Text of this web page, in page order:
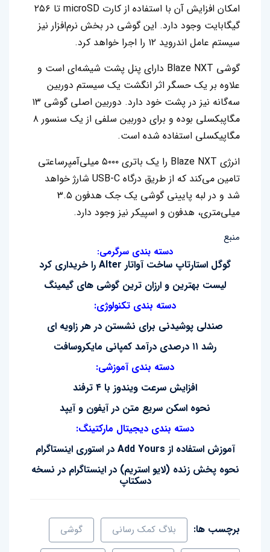
امکان افزایش آن با استفاده از کارت microSD تا ۲۵۶
گیگابایت وجود دارد. این گوشی در بخش نرم‌افزار نیز
سیستم عامل اندروید ۱۲ را اجرا خواهد کرد.
گوشی Blaze NXT دارای پنل پشت شیشه‌ای است و
علاوه بر یک حسگر اثر انگشت یک سیستم دوربین
سه‌گانه نیز در پشت خود دارد. دوربین اصلی گوشی ۱۳
مگاپبکسلی بوده و برای دوربین سلفی از یک سنسور ۸
مگاپیکسلی استفاده شده است.
انرژی Blaze NXT را یک باتری ۵۰۰۰ میلی‌آمپرساعتی
تامین می‌کند که از طریق درگاه USB-C شارژ خواهد
شد و در لبه پایینی گوشی یک جک هدفون ۳.۵
میلی‌متری، هدفون و اسپیکر نیز وجود دارد.
منبع
دسته بندی سرگرمی:
گوگل استارتاپ ساخت آواتار Alter را خریداری کرد
لیست بهترین و ارزان ترین گوشی های گیمینگ
دسته بندی تکنولوژی:
صندلی پوشیدنی برای نشستن در هر زاویه ای
رشد ۱۱ درصدی درآمد کمپانی مایکروسافت
دسته بندی آموزشی:
افزایش سرعت ویندوز با ۴ ترفند
نحوه اسکن سریع متن در آیفون و آیپد
دسته بندی دیجیتال مارکتینگ:
آموزش استفاده از Add Yours در استوری اینستاگرام
نحوه پخش زنده (لایو استریم) در اینستاگرام در نسخه
دسکتاپ
برچسب ها: بلاگ کمک رسانی گوشی